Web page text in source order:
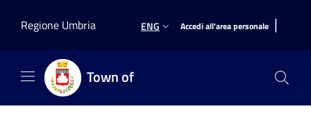
Regione Umbria
ENG Accedi all'area personale |
Town of